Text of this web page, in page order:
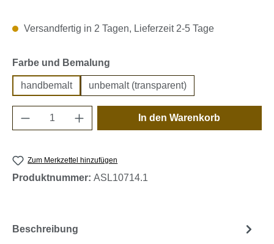
Versandfertig in 2 Tagen, Lieferzeit 2-5 Tage
Farbe und Bemalung
handbemalt unbemalt (transparent)
Produkt Anzahl: Gib den gewünschten
In den Warenkorb
Zum Merkzettel hinzufügen
Produktnummer: ASL10714.1
Beschreibung